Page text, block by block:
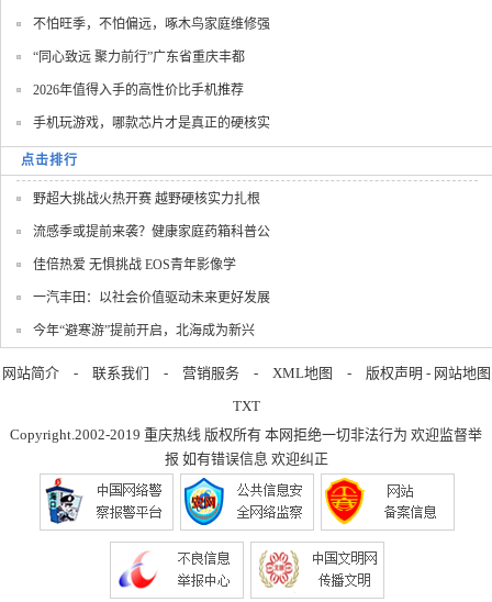
不怕旺季，不怕偏远，啄木鸟家庭维修强
“同心致远 聚力前行”广东省重庆丰都
2026年值得入手的高性价比手机推荐
手机玩游戏，哪款芯片才是真正的硬核实
点击排行
野超大挑战火热开赛 越野硬核实力扎根
流感季或提前来袭？健康家庭药箱科普公
佳倍热爱 无惧挑战 EOS青年影像学
一汽丰田：以社会价值驱动未来更好发展
今年“避寒游”提前开启，北海成为新兴
网站简介- 联系我们 - 营销服务- XML地图 - 版权声明 - 网站地图
TXT
Copyright.2002-2019 重庆热线 版权所有 本网拒绝一切非法行为 欢迎监督举
报 如有错误信息 欢迎纠正